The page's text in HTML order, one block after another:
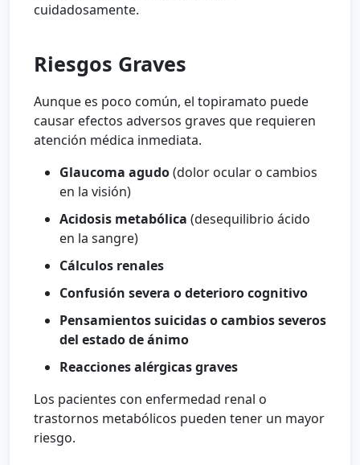
cuidadosamente.
Riesgos Graves
Aunque es poco común, el topiramato puede
causar efectos adversos graves que requieren
atención médica inmediata.
Glaucoma agudo(dolor ocular o cambios
en la visión)
Acidosis metabólica (desequilibrio ácido
en la sangre)
Cálculos renales
Confusión severa o deterioro cognitivo
Pensamientos suicidas o cambios severos
del estado de ánimo
Reacciones alérgicas graves
Los pacientes con enfermedad renal o
trastornos metabólicos pueden tener un mayor
riesgo.